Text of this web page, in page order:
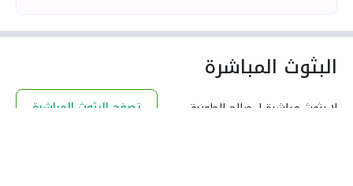
البثوث المباشرة
لا بثوث مباشرة لـ صالح الطويرقي تصفح البثوث المباشرة